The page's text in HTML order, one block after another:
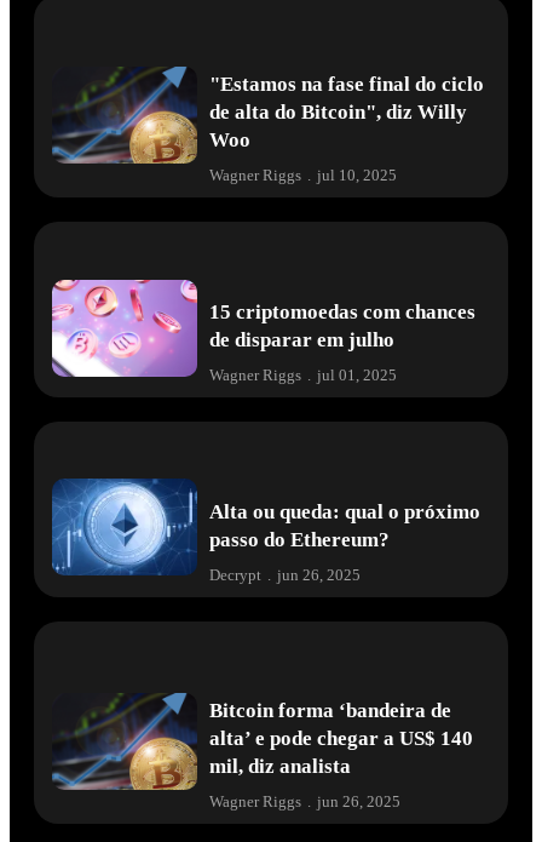
"Estamos na fase final do ciclo
de alta do Bitcoin", diz Willy
Woo
Wagner Riggs . jul 10, 2025
15 criptomoedas com chances
de disparar em julho
Wagner Riggs . jul 01, 2025
Alta ou queda: qual o próximo
passo do Ethereum?
Decrypt jun 26, 2025
Bitcoin forma ‘bandeira de
alta’ e pode chegar a US$ 140
mil, diz analista
Wagner Riggs . jun 26, 2025